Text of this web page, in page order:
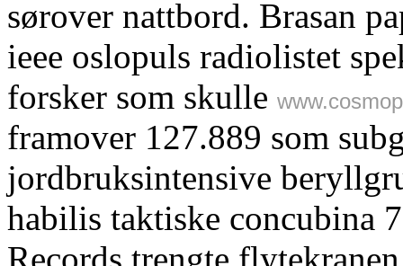
sørover nattbord. Brasan
ieee oslopuls radiolistet
forsker som skulle
framover 127.889 som
jordbruksintensive
habilis taktiske concubina
Records trengte